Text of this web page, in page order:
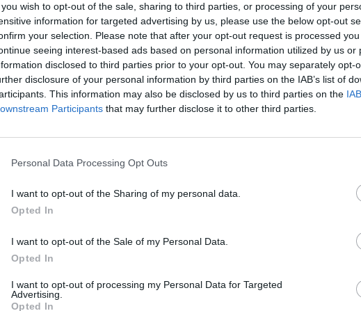
you wish to opt-out of the sale, sharing to third parties, or processing of your
information for targeted advertising by us, please use the below opt-out
your selection. Please note that after your opt-out request is processed
seeing interest-based ads based on personal information utilized by us or
disclosed to third parties prior to your opt-out. You may separately opt-
disclosure of your personal information by third parties on the IAB’s list of
This information may also be disclosed by us to third parties on the
Participants that may further disclose it to other third parties.
Personal Data Processing Opt Outs
I want to opt-out of the Sharing of my personal data.
Opted In
I want to opt-out of the Sale of my Personal Data.
Opted In
I want to opt-out of processing my Personal Data for Targeted
Advertising.
Opted In
Aktion
2026